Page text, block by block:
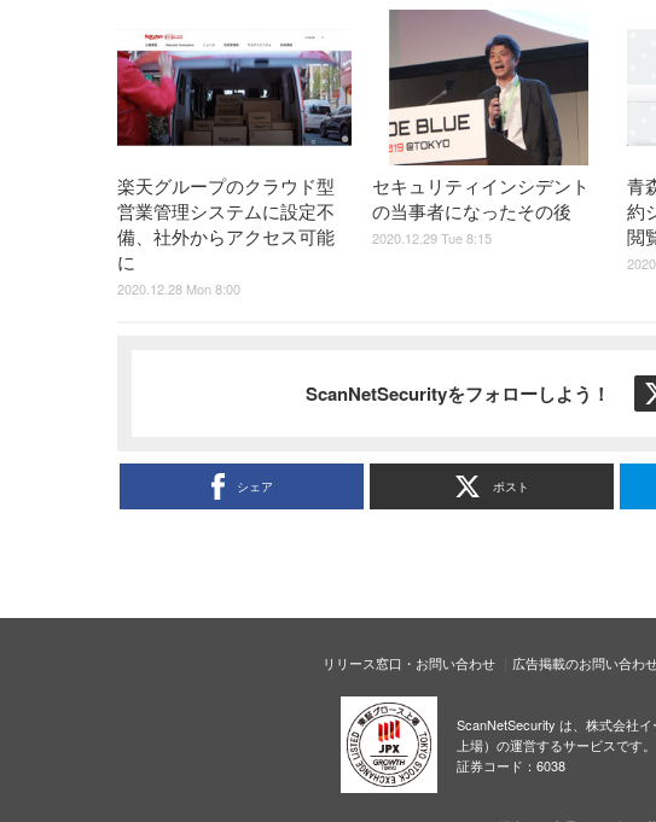
楽天グループのクラウド型
営業管理システムに設定不
備、社外からアクセス可能
に
2020.12.28 Mon 8:00
セキュリティインシデント
の当事者になったその後
2020.12.29 Tue 8:15
青
約
閲
ScanNetSecurityをフォローしよう！
シェア ポスト
リリース窓口・お問い合わせ 広告掲載のお問い合わ
ScanNetSecurity は、株式会社
上場）の運営するサービスです。
証券コード：6038